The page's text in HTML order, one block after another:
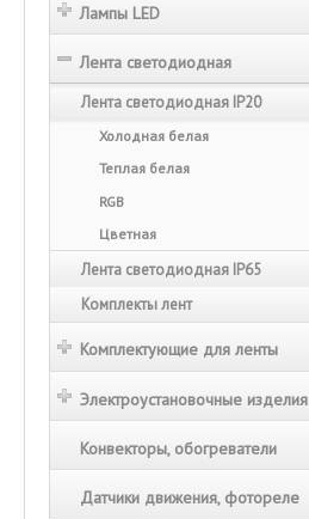
Лампы LED
Лента светодиодная
Лента светодиодная IP20
Холодная белая
Теплая белая
RGB
Цветная
Лента светодиодная IP65
Комплекты лент
Комплектующие для ленты
Электроустановочные изделия
Конвекторы, обогреватели
Датчики движения, фотореле